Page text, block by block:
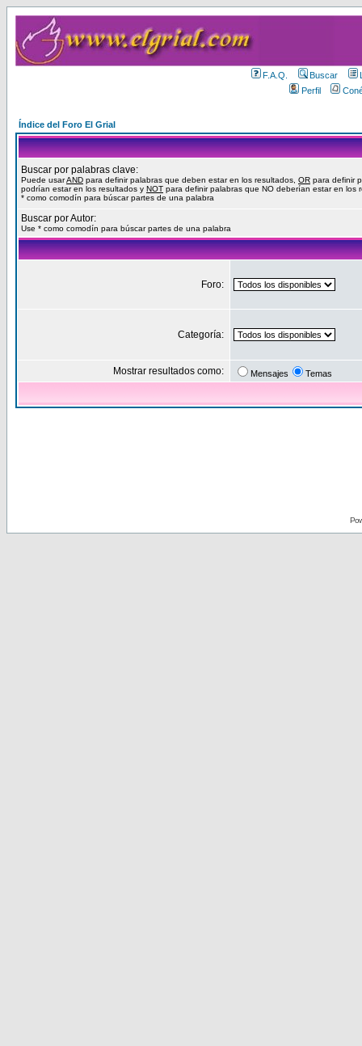
F.A.Q. Buscar
Perfil
Índice del Foro El Grial
Buscar por palabras clave:
Puede usarAND para definir palabras que deben estar en los resultados, OR para definir
podrían estar en los resultados y NOT para definir palabras que NO deberían estar en los
* como comodín para búscar partes de una palabra
Buscar por Autor:
Use * como comodín para búscar partes de una palabra
Foro:
Categoría:
Mostrar resultados como: Mensajes Temas